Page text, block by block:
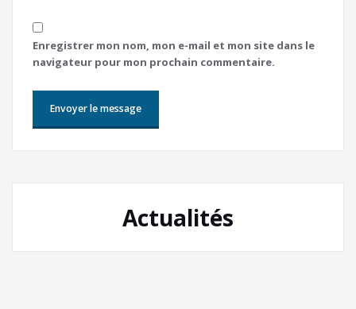
Enregistrer mon nom, mon e-mail et mon site dans le
navigateur pour mon prochain commentaire.
Actualités